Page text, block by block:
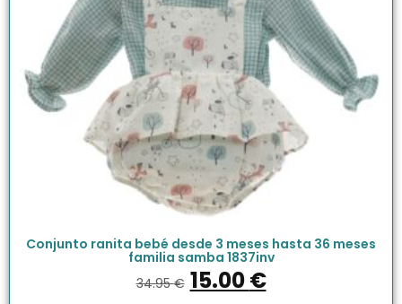
Conjunto ranita bebé desde 3 meses hasta 36 meses
familia samba 1837inv
34.95€ 15.00€